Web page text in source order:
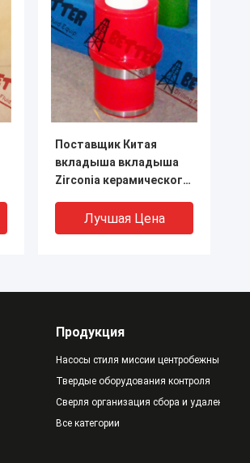
Поставщик Китая
вкладыша вкладыша
Zirconia керамического
Лучшая Цена
Продукция
Насосы стиля миссии центробежные
Твердые оборудования контроля
Сверля организация сбора и удаления
Все категории